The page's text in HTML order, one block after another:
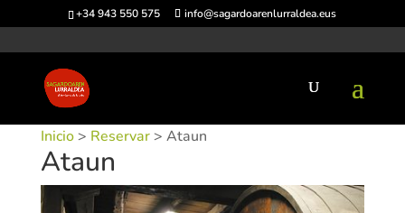
+34 943 550 575 info@sagardoarenlurraldea.eus
Inicio> Reservar> Ataun
Ataun